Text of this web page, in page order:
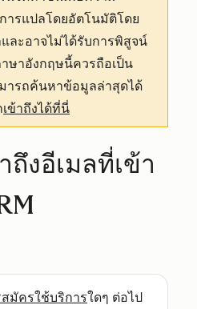
ารแปลโดยอัตโนมัติโดย
ละอาจไม่ได้รับการพิสูจน์
ษาอังกฤษนี้ควรถือเป็น
ารถค้นหาข้อมูลล่าสุดได้
เข้าถึงได้ที่นี่
ถึงอีเมลที่เข้า
มัครใช้บริการใดๆ ต่อไป